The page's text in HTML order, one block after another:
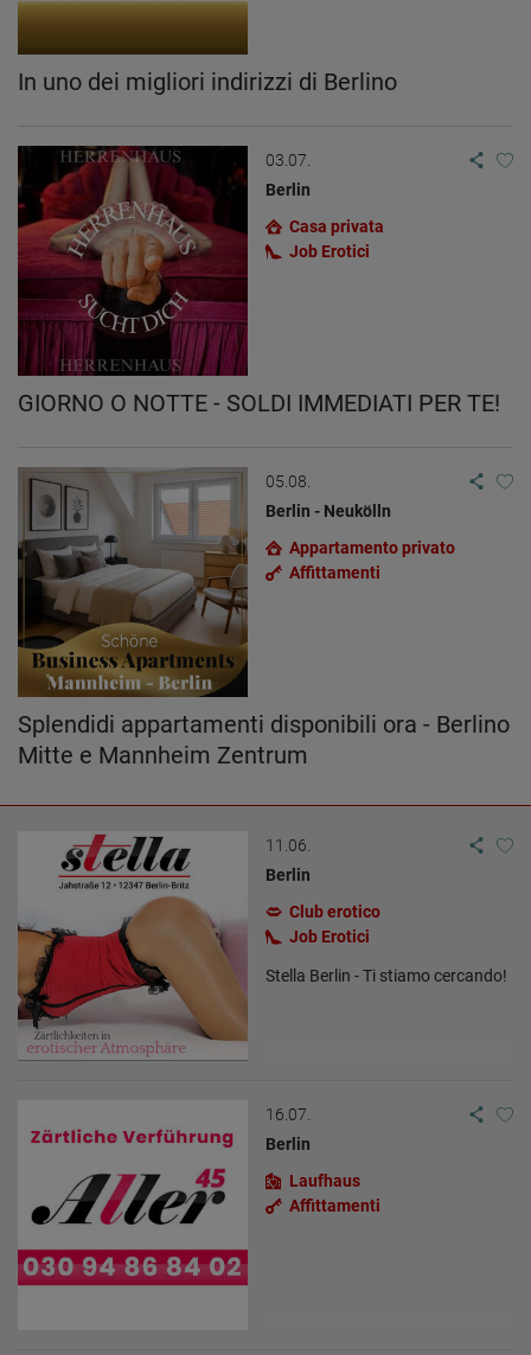
In uno dei migliori indirizzi di Berlino
03.07.
Berlin
Casa privata
Job Erotici
GIORNO O NOTTE - SOLDI IMMEDIATI PER TE!
05.08.
Berlin - Neukölln
Appartamento privato
Affittamenti
Splendidi appartamenti disponibili ora - Berlino
Mitte e Mannheim Zentrum
11.06.
Berlin
Club erotico
Job Erotici
Stella Berlin - Ti stiamo cercando!
16.07.
Berlin
Laufhaus
Affittamenti